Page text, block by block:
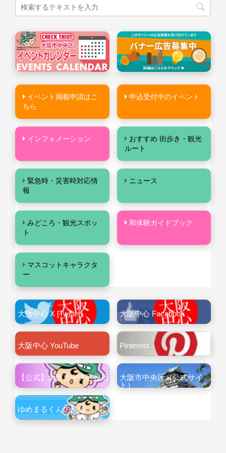
イベント掲載申請はこ
ちら
申込受付中のイベント
インフォメーション
おすすめ 街歩き・観光
ルート
緊急時・災害時対応情
報
ニュース
みどころ・観光スポッ
ト
和体験ガイドブック
マスコットキャラクタ
ー
大阪中心 X [Twitter] 大阪中心 Facebook
大阪中心 YouTube Pinterest
【公式】大阪市中央区役所
大阪市中央区（公式サイ
ト）
ゆめまるくんの部屋